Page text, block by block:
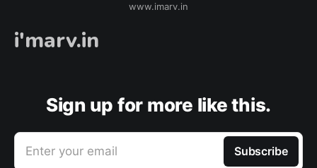
www.imarv.in
i'marv.in
Sign up for more like this.
Enter your email Subscribe